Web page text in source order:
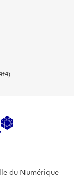
du Numérique